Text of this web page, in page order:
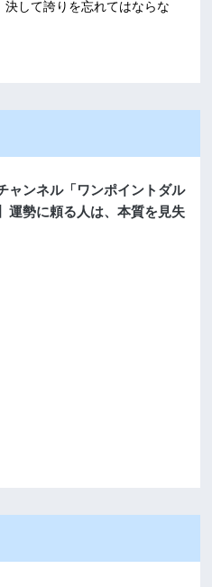
して誇りを忘れてはならな
ャンネル「ワンポイントダル
運勢に頼る人は、本質を見失